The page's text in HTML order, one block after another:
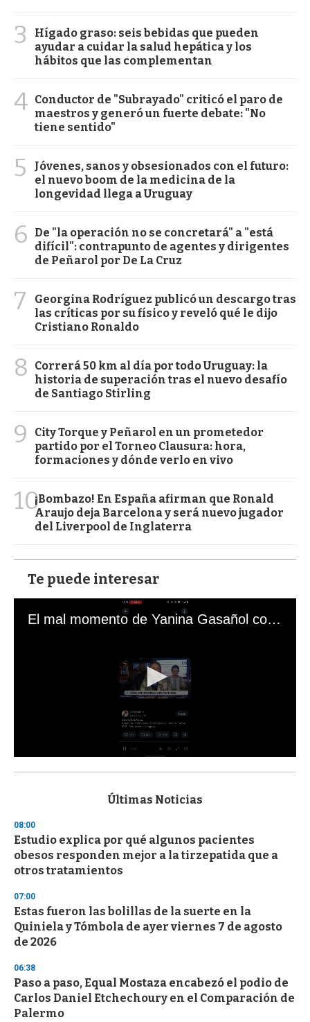
3
Hígado graso: seis bebidas que pueden
ayudar a cuidar la salud hepática y los
hábitos que las complementan
4 Conductor de "Subrayado" criticó el paro de
maestros y generó un fuerte debate: "No
tiene sentido"
5
Jóvenes, sanos y obsesionados con el futuro:
el nuevo boom de la medicina de la
longevidad llega a Uruguay
6
De "la operación no se concretará" a "está
difícil": contrapunto de agentes y dirigentes
de Peñarol por De La Cruz
7
Georgina Rodríguez publicó un descargo tras
las críticas por su físico y reveló qué le dijo
Cristiano Ronaldo
8
Correrá 50 km al día por todo Uruguay: la
historia de superación tras el nuevo desafío
de Santiago Stirling
9
City Torque y Peñarol en un prometedor
partido por el Torneo Clausura: hora,
formaciones y dónde verlo en vivo
10¡Bombazo! En España afirman que Ronald
Araujo deja Barcelona y será nuevo jugador
del Liverpool de Inglaterra
Te puede interesar
El mal momento de Yanina Gasañol con un hincha argentino en "Subrayado"
s
d
s
o
f
3
s
e
c
o
n
Últimas Noticias
08:00
Estudio explica por qué algunos pacientes
obesos responden mejor a la tirzepatida que a
otros tratamientos
07:00
Estas fueron las bolillas de la suerte en la
Quiniela y Tómbola de ayer viernes 7 de agosto
de 2026
06:38
Paso a paso, Equal Mostaza encabezó el podio de
Carlos Daniel Etchechoury en el Comparación de
Palermo